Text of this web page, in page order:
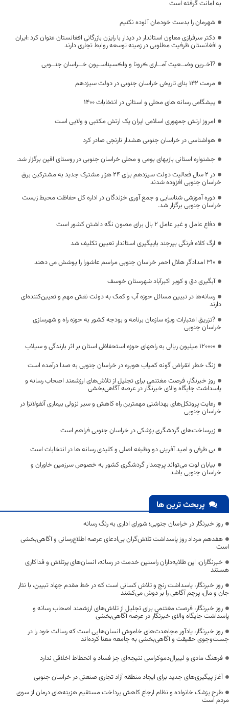
به امانت گرفته است
شهرمان را بدست خودمان آلوده نکنیم
دکتر سرفرازی معاون استاندار در دیدار با رایزن بازرگانی افغانستان عنوان کرد :ایران
و افغانستان ظرفیت مطلوبی در زمینه توسعه روابط تجاری دارند
?آخـرین وضــعیت آمــاری ڪرونا و واڪسیناسـیون خــراسان جنــوبی
مرمت ۱۴۲ بنای تاریخی خراسان جنوبی در دولت سیزدهم
پیشگامی رسانه های محلی و استانی در انتخابات 1400
امروز ارتش جمهوری اسلامی ایران یک ارتش مکتبی و ولایی است
هواشناسی در خراسان جنوبی هشدار نارنجی صادر کرد
جشنواره استانی بازیهای بومی و محلی خراسان جنوبی در روستای افین برگزار شد.
در ۲ سال فعالیت دولت سیزدهم برای ۲۴ هزار مشترک جدید به مشترکین برق
خراسان جنوبی افزوده شدند
دوره آموزشی شناسایی و جمع آوری خزندگان در اداره کل حفاظت محیط زیست
خراسان جنوبی برگزار شد.
دفاع عامل و غیر عامل ۲ بال برای مصون نگه داشتن کشور است
ارگ کلاه فرنگی بیرجند باپیگیری استاندار تعیین تکلیف شد
۳۱۰ امدادگر هلال احمر خراسان جنوبی مراسم عاشورا را پوشش می دهند
آبگیری دق و کویر اکبرآباد شهرستان خوسف
رسانه‌ها در تبیین مسائل حوزه آب و کمک به دولت نقش مهم و تعیین‌کننده‌ای
دارند
?تزریق اعتبارات ویژه سازمان برنامه و بودجه کشور به حوزه راه و شهرسازی
خراسان جنوبی
120000 میلیون ریالی به راههای حوزه استحفاظی استان بر اثر بارندگی و سیلاب
زنگ خطر انقراض گونه کمیاب هوبره در خراسان جنوبی به صدا درآمده است
روز خبرنگار، فرصت مغتنمی برای تجلیل از تلاش‌های ارزشمند اصحاب رسانه و
پاسداشت جایگاه والای خبرنگار در عرصه آگاهی‌بخشی
رعایت پروتکل‌های بهداشتی مهمترین راه کاهش و سیر نزولی بیماری آنفولانزا در
خراسان جنوبی
زیرساخت‌های گردشگری پزشکی در خراسان جنوبی فراهم است
بی طرفی و امید آفرینی دو وظیفه اصلی و کلیدی رسانه ها در انتخابات است
بیابان لوت می‌تواند پرچمدار گردشگری کشور به خصوص سرزمین خاوران و
خراسان جنوبی باشد
پربحث ترین ها
روز خبرنگار در خراسان جنوبی؛ شورای اداری به رنگ رسانه
هفدهم مرداد روز پاسداشت تلاش‌گران بی‌ادعای عرصه اطلاع‌رسانی و آگاهی‌بخشی
است
خبرنگاران، این طلایه‌داران راستین خدمت در رسانه، انسان‌های پرتلاش و فداکاری
هستند
روز خبرنگار، پاسداشت رنج و تلاش کسانی است که در خط مقدم جهاد تبیین، با نثار
جان و مال، پرچم آگاهی را بر دوش می‌کشند
روز خبرنگار، فرصت مغتنمی برای تجلیل از تلاش‌های ارزشمند اصحاب رسانه و
پاسداشت جایگاه والای خبرنگار در عرصه آگاهی‌بخشی
روز خبرنگار، یادآور مجاهدت‌های خاموش انسان‌هایی است که رسالت خود را در
جست‌وجوی حقیقت و آگاهی‌بخشی به جامعه معنا کرده‌اند
فرهنگ مادی و لیبرال‌دموکراسی نتیجه‌ای جز فساد و انحطاط اخلاقی ندارد
آغاز پیگیری‌های جدید برای ایجاد منطقه آزاد تجاری صنعتی در خراسان جنوبی
طرح پزشک خانواده و نظام ارجاع کاهش پرداخت مستقیم هزینه‌های درمان از سوی
مردم است